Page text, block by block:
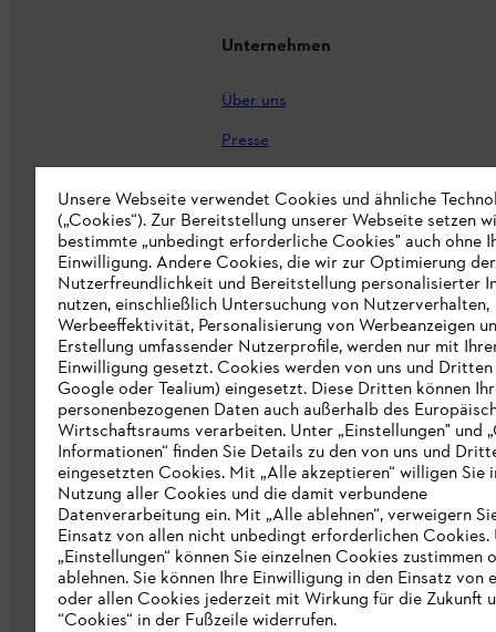
Unternehmen
Über uns
Presse
STIHL Markenshop
Nachhaltigkeit
STIHL Hinweisgebersystem
Informationen für Lieferunternehmen
Erklärung zur Barrierefreiheit
Produktpiraterie
Fakten zu STIHL
Unsere Webseite verwendet Cookies und ähnliche
(„Cookies“). Zur Bereitstellung unserer Webseite setzen
bestimmte „unbedingt erforderliche Cookies" auch ohne
Einwilligung. Andere Cookies, die wir zur Optimierung der
Nutzerfreundlichkeit und Bereitstellung personalisierter
nutzen, einschließlich Untersuchung von Nutzerverhalten,
Werbeeffektivität, Personalisierung von Werbeanzeigen
Erstellung umfassender Nutzerprofile, werden nur mit
Einwilligung gesetzt. Cookies werden von uns und Dritten
Google oder Tealium) eingesetzt. Diese Dritten können
personenbezogenen Daten auch außerhalb des
Wirtschaftsraums verarbeiten. Unter „Einstellungen" und
Informationen“ finden Sie Details zu den von uns und
eingesetzten Cookies. Mit „Alle akzeptieren“ willigen Sie
Nutzung aller Cookies und die damit verbundene
Datenverarbeitung ein. Mit „Alle ablehnen“, verweigern
Einsatz von allen nicht unbedingt erforderlichen Cookies.
„Einstellungen“ können Sie einzelnen Cookies zustimmen
ablehnen. Sie können Ihre Einwilligung in den Einsatz von
oder allen Cookies jederzeit mit Wirkung für die Zukunft
“Cookies“ in der Fußzeile widerrufen.